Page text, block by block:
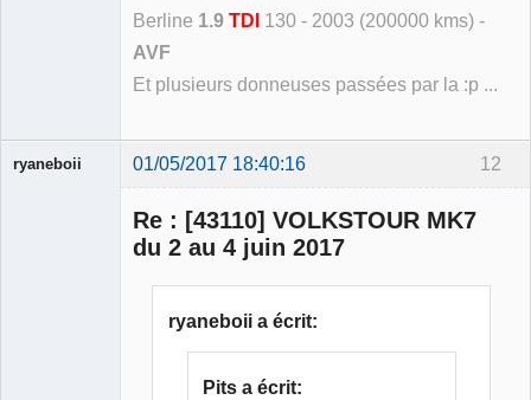
Berline 1.9 TDI 130 - 2003 (200000 kms) -
AVF
Et plusieurs donneuses passées par la :p ...
12
ryaneboii 01/05/2017 18:40:16
Re : [43110] VOLKSTOUR MK7
du 2 au 4 juin 2017
ryaneboii a écrit:
Pits a écrit: